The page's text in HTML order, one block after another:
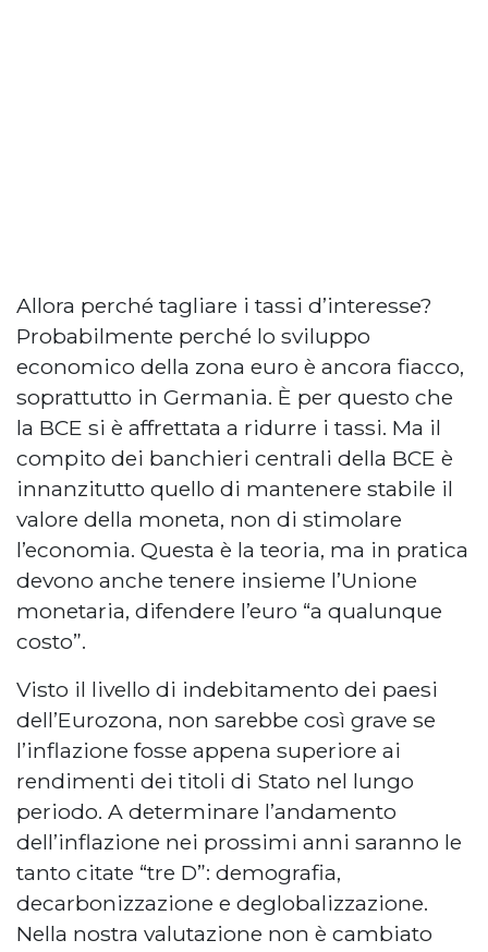
Allora perché tagliare i tassi d’interesse?
Probabilmente perché lo sviluppo
economico della zona euro è ancora fiacco,
soprattutto in Germania. È per questo che
la BCE si è affrettata a ridurre i tassi. Ma il
compito dei banchieri centrali della BCE è
innanzitutto quello di mantenere stabile il
valore della moneta, non di stimolare
l’economia. Questa è la teoria, ma in pratica
devono anche tenere insieme l’Unione
monetaria, difendere l’euro “a qualunque
costo”.
Visto il livello di indebitamento dei paesi
dell’Eurozona, non sarebbe così grave se
l’inflazione fosse appena superiore ai
rendimenti dei titoli di Stato nel lungo
periodo. A determinare l’andamento
dell’inflazione nei prossimi anni saranno le
tanto citate “tre D”: demografia,
decarbonizzazione e deglobalizzazione.
Nella nostra valutazione non è cambiato